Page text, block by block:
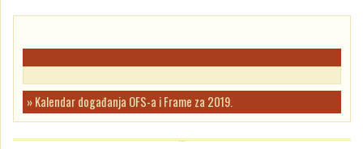
» Kalendar događanja OFS-a i Frame za 2019.